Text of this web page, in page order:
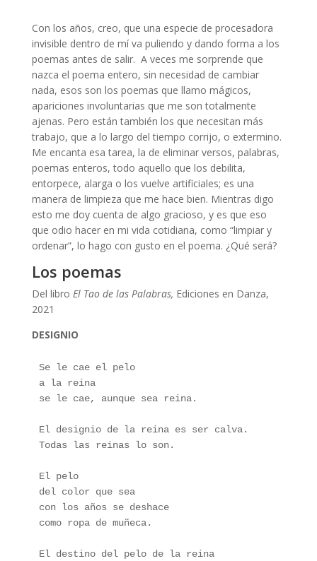
Con los años, creo, que una especie de procesadora
invisible dentro de mí va puliendo y dando forma a los
poemas antes de salir. A veces me sorprende que
nazca el poema entero, sin necesidad de cambiar
nada, esos son los poemas que llamo mágicos,
apariciones involuntarias que me son totalmente
ajenas. Pero están también los que necesitan más
trabajo, que a lo largo del tiempo corrijo, o extermino.
Me encanta esa tarea, la de eliminar versos, palabras,
poemas enteros, todo aquello que los debilita,
entorpece, alarga o los vuelve artificiales; es una
manera de limpieza que me hace bien. Mientras digo
esto me doy cuenta de algo gracioso, y es que eso
que odio hacer en mi vida cotidiana, como “limpiar y
ordenar”, lo hago con gusto en el poema. ¿Qué será?
Los poemas
Del libro El Tao de las Palabras, Ediciones en Danza,
2021
DESIGNIO
Se le cae el pelo
a la reina
se le cae, aunque sea reina.
El designio de la reina es ser calva.
Todas las reinas lo son.
El pelo
del color que sea
con los años se deshace
como ropa de muñeca.
El destino del pelo de la reina